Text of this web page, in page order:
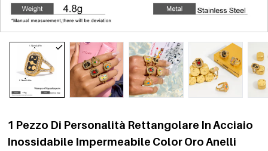
1 Pezzo Di Personalità Rettangolare In Acciaio
Inossidabile Impermeabile Color Oro Anelli